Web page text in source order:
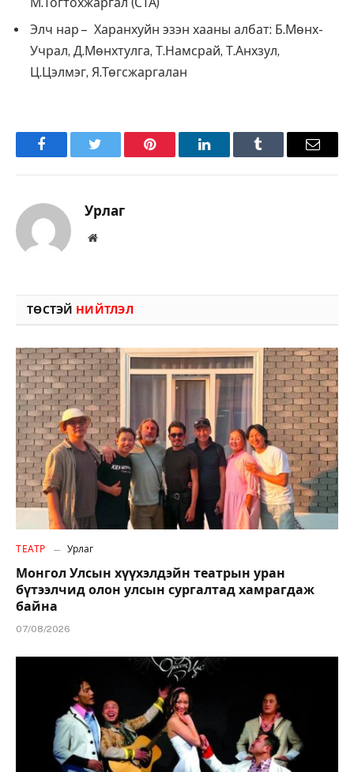
Элч нар – Харанхуйн эзэн хааны албат: Б.Мөнх-
Учрал, Д.Мөнхтулга, Т.Намсрай, Т.Анхзул,
Ц.Цэлмэг, Я.Төгсжаргалан
FacebookTwitter Pinterest LinkedInTumblr Имэйл
Урлаг
Вэбсайт
ТӨСТЭЙ НИЙТЛЭЛ
ТЕАТР Урлаг
Монгол Улсын хүүхэлдэйн театрын уран
бүтээлчид олон улсын сургалтад хамрагдаж
байна
07/08/2026